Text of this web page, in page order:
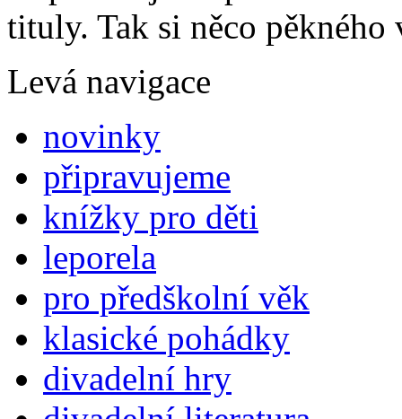
tituly. Tak si něco pěkného
Levá navigace
novinky
připravujeme
knížky pro děti
leporela
pro předškolní věk
klasické pohádky
divadelní hry